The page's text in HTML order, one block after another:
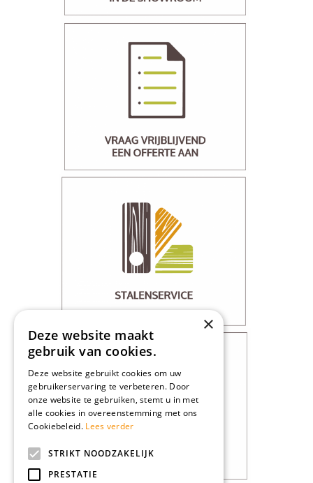
×
Deze website maakt
gebruik van cookies.
Deze website gebruikt cookies om uw
gebruikerservaring te verbeteren. Door
onze website te gebruiken, stemt u in met
alle cookies in overeenstemming met ons
Cookiebeleid. Lees verder
STRIKT NOODZAKELIJK
PRESTATIE